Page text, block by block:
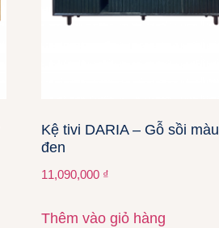
Kệ tivi DARIA – Gỗ sồi màu
đen
11,090,000 ₫
Thêm vào giỏ hàng